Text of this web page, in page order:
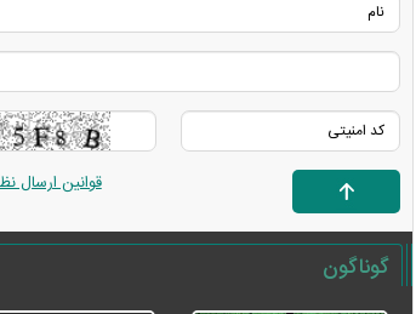
قوانین ارسال
گوناگون